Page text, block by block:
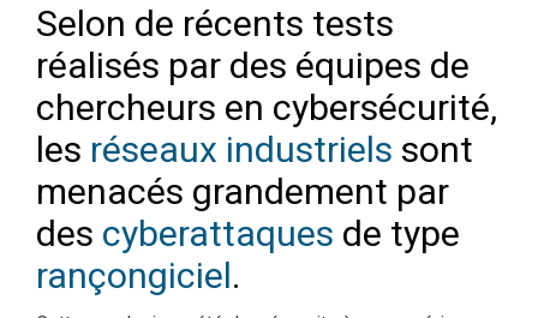
Selon de récents tests
réalisés par des équipes de
chercheurs en cybersécurité,
les réseaux industriels sont
menacés grandement par
des cyberattaques de type
rançongiciel.